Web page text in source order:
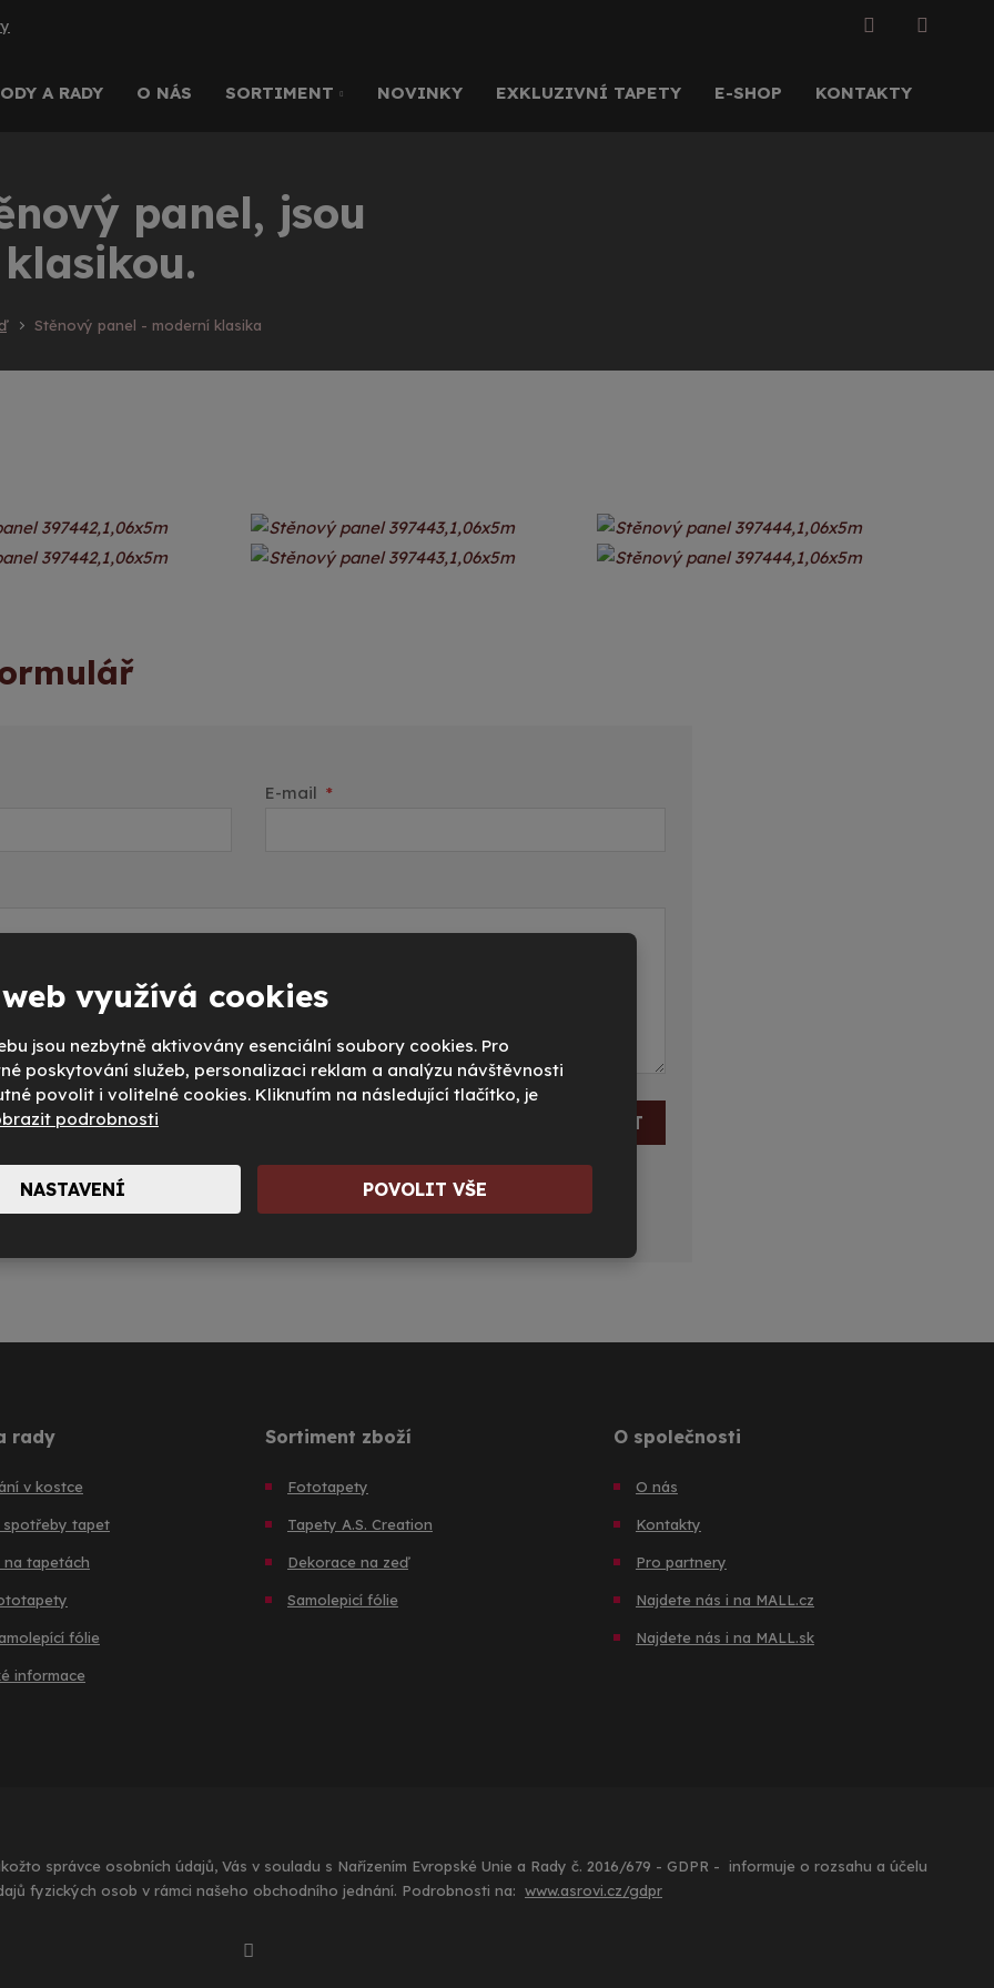
A RADY O NÁS SORTIMENT NOVINKY EXKLUZIVNÍ TAPETY E-SHOP KONTAKTY
panel, jsou
Stěnový panel - moderní klasika
E-mail *
osobních údajů
( *) jsou povinné.
ODESLAT
rady
v kostce
tapet
na tapetách
fólie
informace
Sortiment zboží
Fototapety
Tapety A.S. Creation
Dekorace na zeď
Samolepicí fólie
O společnosti
O nás
Kontakty
Pro partnery
Najdete nás i na MALL.cz
Najdete nás i na MALL.sk
správce osobních údajů, Vás v souladu s Nařízením Evropské Unie a Rady č. 2016/679 - GDPR - informuje o rozsahu a účelu
fyzických osob v rámci našeho obchodního jednání. Podrobnosti na: www.asrovi.cz/gdpr
využívá cookies
jsou nezbytně aktivovány esenciální soubory cookies. Pro
poskytování služeb, personalizaci reklam a analýzu návštěvnosti
povolit i volitelné cookies. Kliknutím na následující tlačítko, je
podrobnosti
NASTAVENÍ POVOLIT VŠE